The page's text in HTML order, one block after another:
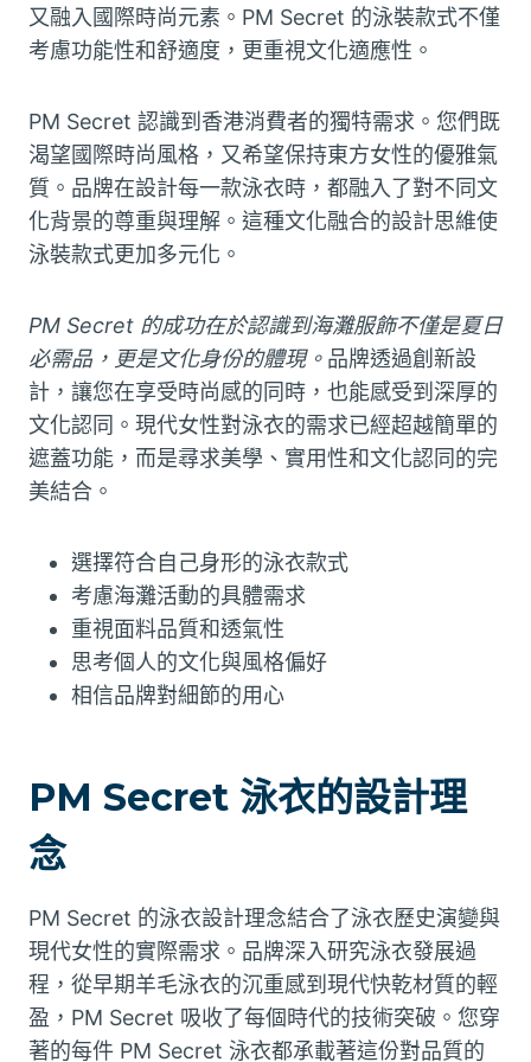
又融入國際時尚元素。PM Secret 的泳裝款式不僅
考慮功能性和舒適度，更重視文化適應性。
PM Secret 認識到香港消費者的獨特需求。您們既
渴望國際時尚風格，又希望保持東方女性的優雅氣
質。品牌在設計每一款泳衣時，都融入了對不同文
化背景的尊重與理解。這種文化融合的設計思維使
泳裝款式更加多元化。
PM Secret 的成功在於認識到海灘服飾不僅是夏日
必需品，更是文化身份的體現。 品牌透過創新設
計，讓您在享受時尚感的同時，也能感受到深厚的
文化認同。現代女性對泳衣的需求已經超越簡單的
遮蓋功能，而是尋求美學、實用性和文化認同的完
美結合。
選擇符合自己身形的泳衣款式
考慮海灘活動的具體需求
重視面料品質和透氣性
思考個人的文化與風格偏好
相信品牌對細節的用心
PM Secret 泳衣的設計理
念
PM Secret 的泳衣設計理念結合了泳衣歷史演變與
現代女性的實際需求。品牌深入研究泳衣發展過
程，從早期羊毛泳衣的沉重感到現代快乾材質的輕
盈，PM Secret 吸收了每個時代的技術突破。您穿
著的每件 PM Secret 泳衣都承載著這份對品質的